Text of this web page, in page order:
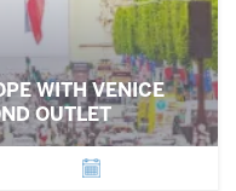
WITH VENICE
OUTLET